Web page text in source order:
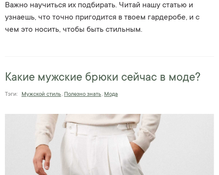
Важно научиться их подбирать. Читай нашу статью и
узнаешь, что точно пригодится в твоем гардеробе, и с
чем это носить, чтобы быть стильным.
Какие мужские брюки сейчас в моде?
Тэги: Мужской стиль, Полезно знать, Мода